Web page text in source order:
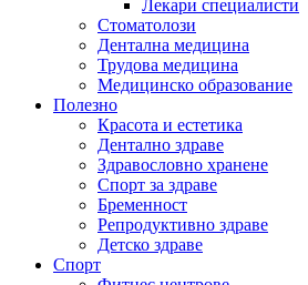
Лекари специалисти
Стоматолози
Дентална медицина
Трудова медицина
Медицинско образование
Полезно
Красота и естетика
Дентално здраве
Здравословно хранене
Спорт за здраве
Бременност
Репродуктивно здраве
Детско здраве
Спорт